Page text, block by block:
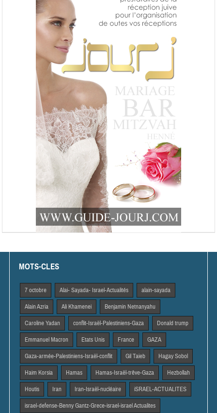
MOTS-CLES
7 octobre Alai- Sayada- Israel-Actualités alain-sayada
Alain Azria Ali Khamenei Benjamin Netnanyahu
Caroline Yadan conflit-Israël-Palestiniens-Gaza Donald trump
Emmanuel Macron Etats Unis France GAZA
Gaza-armée-Palestiniens-Israël-conflit Gil Taieb Hagay Sobol
Haim Korsia Hamas Hamas-Israël-trêve-Gaza Hezbollah
Houtis Iran Iran-Israël-nucléaire iSRAEL-ACTUALITES
israel-defense-Benny Gantz-Grece-israel-israel Actualites